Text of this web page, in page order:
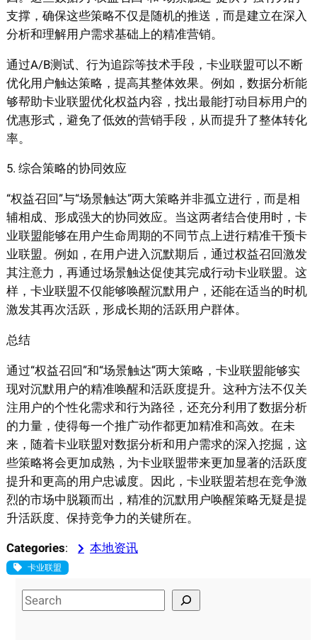
支撑，确保这些策略不仅是随机的推送，而是建立在深入
分析和理解用户需求基础上的精准营销。
通过A/B测试、行为追踪等技术手段，卡业联盟可以不断
优化用户触达策略，提高其整体效果。例如，数据分析能
够帮助卡业联盟优化权益内容，找出最能打动目标用户的
优惠形式，避免了低效的营销手段，从而提升了整体转化
率。
5. 综合策略的协同效应
“权益召回”与“场景触达”两大策略并非孤立进行，而是相
辅相成、形成强大的协同效应。当这两者结合使用时，卡
业联盟能够在用户生命周期的不同节点上进行精准干预卡
业联盟。例如，在用户进入沉默期后，通过权益召回激发
其注意力，再通过场景触达促使其完成行动卡业联盟。这
样，卡业联盟不仅能够唤醒沉默用户，还能在适当的时机
激发其再次活跃，形成长期的活跃用户群体。
总结
通过“权益召回”和“场景触达”两大策略，卡业联盟能够实
现对沉默用户的精准唤醒和活跃度提升。这种方法不仅关
注用户的个性化需求和行为路径，还充分利用了数据分析
的力量，使得每一个推广动作都更加精准和高效。在未
来，随着卡业联盟对数据分析和用户需求的深入挖掘，这
些策略将会更加成熟，为卡业联盟带来更加显著的活跃度
提升和更高的用户忠诚度。因此，卡业联盟若想在竞争激
烈的市场中脱颖而出，精准的沉默用户唤醒策略无疑是提
升活跃度、保持竞争力的关键所在。
Categories: 本地资讯
卡业联盟
S
e